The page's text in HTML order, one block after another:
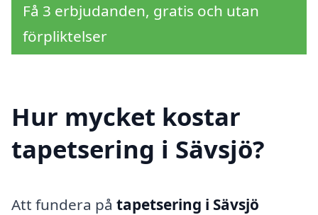
Få 3 erbjudanden, gratis och utan
förpliktelser
Hur mycket kostar
tapetsering i Sävsjö?
Att fundera på tapetsering i Sävsjö